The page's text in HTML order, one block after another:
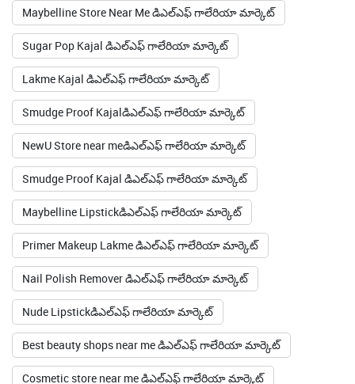
Maybelline Store Near Me డిఎల్ఎఫ్ గాలేరియా మార్కెట్
Sugar Pop Kajal డిఎల్ఎఫ్ గాలేరియా మార్కెట్
Lakme Kajal డిఎల్ఎఫ్ గాలేరియా మార్కెట్
Smudge Proof Kajalడిఎల్ఎఫ్ గాలేరియా మార్కెట్
NewU Store near meడిఎల్ఎఫ్ గాలేరియా మార్కెట్
Smudge Proof Kajal డిఎల్ఎఫ్ గాలేరియా మార్కెట్
Maybelline Lipstickడిఎల్ఎఫ్ గాలేరియా మార్కెట్
Primer Makeup Lakme డిఎల్ఎఫ్ గాలేరియా మార్కెట్
Nail Polish Remover డిఎల్ఎఫ్ గాలేరియా మార్కెట్
Nude Lipstickడిఎల్ఎఫ్ గాలేరియా మార్కెట్
Best beauty shops near me డిఎల్ఎఫ్ గాలేరియా మార్కెట్
Cosmetic store near me డిఎల్ఎఫ్ గాలేరియా మార్కెట్